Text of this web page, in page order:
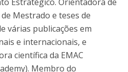
Mestrado e teses de
várias publicações em
e internacionais, e
científica da EMAC
Membro do